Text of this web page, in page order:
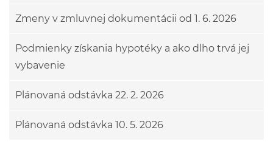
Zmeny v zmluvnej dokumentácii od 1. 6. 2026
Podmienky získania hypotéky a ako dlho trvá jej
vybavenie
Plánovaná odstávka 22. 2. 2026
Plánovaná odstávka 10. 5. 2026